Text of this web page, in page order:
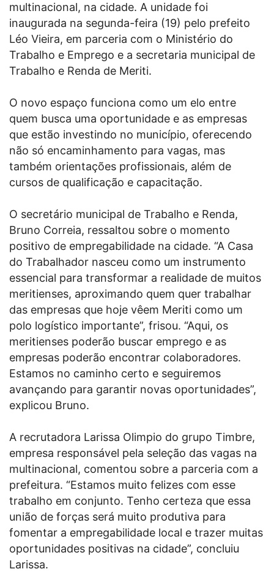
multinacional, na cidade. A unidade foi
inaugurada na segunda-feira (19) pelo prefeito
Léo Vieira, em parceria com o Ministério do
Trabalho e Emprego e a secretaria municipal de
Trabalho e Renda de Meriti.
O novo espaço funciona como um elo entre
quem busca uma oportunidade e as empresas
que estão investindo no município, oferecendo
não só encaminhamento para vagas, mas
também orientações profissionais, além de
cursos de qualificação e capacitação.
O secretário municipal de Trabalho e Renda,
Bruno Correia, ressaltou sobre o momento
positivo de empregabilidade na cidade. “A Casa
do Trabalhador nasceu como um instrumento
essencial para transformar a realidade de muitos
meritienses, aproximando quem quer trabalhar
das empresas que hoje vêem Meriti como um
polo logístico importante”, frisou. “Aqui, os
meritienses poderão buscar emprego e as
empresas poderão encontrar colaboradores.
Estamos no caminho certo e seguiremos
avançando para garantir novas oportunidades”,
explicou Bruno.
A recrutadora Larissa Olimpio do grupo Timbre,
empresa responsável pela seleção das vagas na
multinacional, comentou sobre a parceria com a
prefeitura. “Estamos muito felizes com esse
trabalho em conjunto. Tenho certeza que essa
união de forças será muito produtiva para
fomentar a empregabilidade local e trazer muitas
oportunidades positivas na cidade”, concluiu
Larissa.